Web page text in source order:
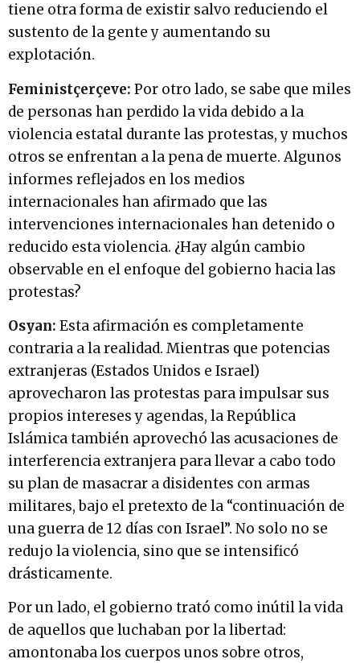
tiene otra forma de existir salvo reduciendo el
sustento de la gente y aumentando su
explotación.
Feministçerçeve: Por otro lado, se sabe que miles
de personas han perdido la vida debido a la
violencia estatal durante las protestas, y muchos
otros se enfrentan a la pena de muerte. Algunos
informes reflejados en los medios
internacionales han afirmado que las
intervenciones internacionales han detenido o
reducido esta violencia. ¿Hay algún cambio
observable en el enfoque del gobierno hacia las
protestas?
Osyan: Esta afirmación es completamente
contraria a la realidad. Mientras que potencias
extranjeras (Estados Unidos e Israel)
aprovecharon las protestas para impulsar sus
propios intereses y agendas, la República
Islámica también aprovechó las acusaciones de
interferencia extranjera para llevar a cabo todo
su plan de masacrar a disidentes con armas
militares, bajo el pretexto de la “continuación de
una guerra de 12 días con Israel”. No solo no se
redujo la violencia, sino que se intensificó
drásticamente.
Por un lado, el gobierno trató como inútil la vida
de aquellos que luchaban por la libertad:
amontonaba los cuerpos unos sobre otros,